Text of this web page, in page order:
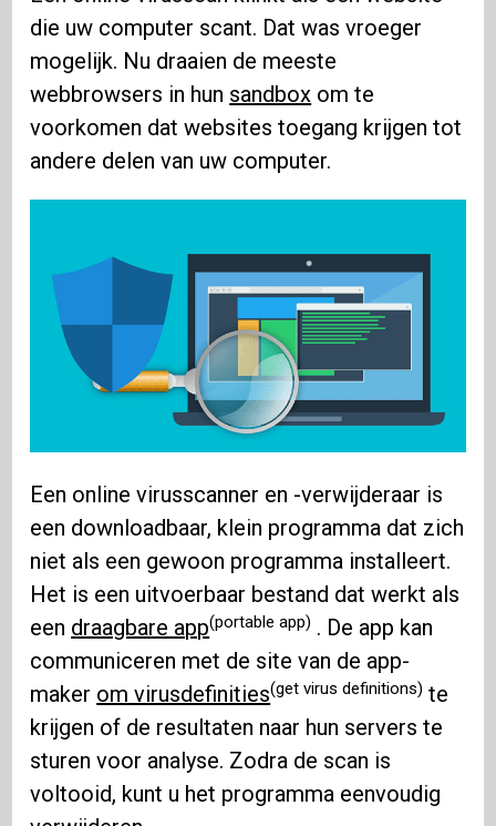
die uw computer scant. Dat was vroeger
mogelijk. Nu draaien de meeste
webbrowsers in hun sandbox om te
voorkomen dat websites toegang krijgen tot
andere delen van uw computer.
Een online virusscanner en -verwijderaar is
een downloadbaar, klein programma dat zich
niet als een gewoon programma installeert.
Het is een uitvoerbaar bestand dat werkt als
een draagbare app(portable app) . De app kan
communiceren met de site van de app-
maker om virusdefinities(get virus definitions) te
krijgen of de resultaten naar hun servers te
sturen voor analyse. Zodra de scan is
voltooid, kunt u het programma eenvoudig